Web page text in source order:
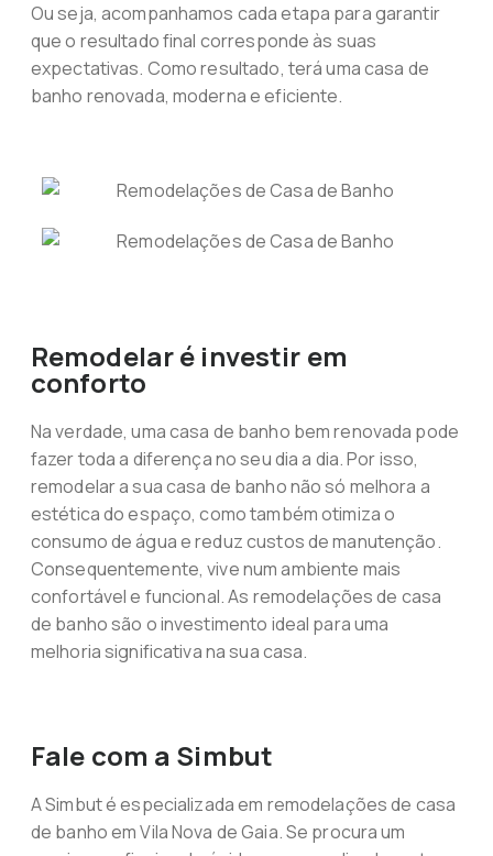
Ou seja, acompanhamos cada etapa para garantir
que o resultado final corresponde às suas
expectativas. Como resultado, terá uma casa de
banho renovada, moderna e eficiente.
Remodelar é investir em
conforto
Na verdade, uma casa de banho bem renovada pode
fazer toda a diferença no seu dia a dia. Por isso,
remodelar a sua casa de banho não só melhora a
estética do espaço, como também otimiza o
consumo de água e reduz custos de manutenção.
Consequentemente, vive num ambiente mais
confortável e funcional. As remodelações de casa
de banho são o investimento ideal para uma
melhoria significativa na sua casa.
Fale com a Simbut
A Simbut é especializada em remodelações de casa
de banho em Vila Nova de Gaia. Se procura um